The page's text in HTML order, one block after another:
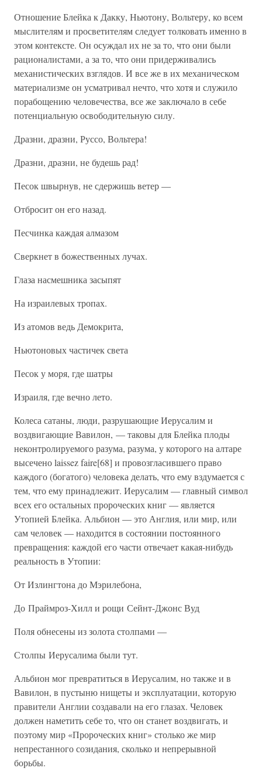
Отношение Блейка к Дакку, Ньютону, Вольтеру, ко всем
мыслителям и просветителям следует толковать именно в
этом контексте. Он осуждал их не за то, что они были
рационалистами, а за то, что они придерживались
механистических взглядов. И все же в их механическом
материализме он усматривал нечто, что хотя и служило
порабощению человечества, все же заключало в себе
потенциальную освободительную силу.
Дразни, дразни, Руссо, Вольтера!
Дразни, дразни, не будешь рад!
Песок швырнув, не сдержишь ветер —
Отбросит он его назад.
Песчинка каждая алмазом
Сверкнет в божественных лучах.
Глаза насмешника засыпят
На израилевых тропах.
Из атомов ведь Демокрита,
Ньютоновых частичек света
Песок у моря, где шатры
Израиля, где вечно лето.
Колеса сатаны, люди, разрушающие Иерусалим и
воздвигающие Вавилон, — таковы для Блейка плоды
неконтролируемого разума, разума, у которого на алтаре
высечено laissez faire[68] и провозгласившего право
каждого (богатого) человека делать, что ему вздумается с
тем, что ему принадлежит. Иерусалим — главный символ
всех его остальных пророческих книг — является
Утопией Блейка. Альбион — это Англия, или мир, или
сам человек — находится в состоянии постоянного
превращения: каждой его части отвечает какая-нибудь
реальность в Утопии:
От Излингтона до Мэрилебона,
До Праймроз-Хилл и рощи Сейнт-Джонс Вуд
Поля обнесены из золота столпами —
Столпы Иерусалима были тут.
Альбион мог превратиться в Иерусалим, но также и в
Вавилон, в пустыню нищеты и эксплуатации, которую
правители Англии создавали на его глазах. Человек
должен наметить себе то, что он станет воздвигать, и
поэтому мир «Пророческих книг» столько же мир
непрестанного созидания, сколько и непрерывной
борьбы.